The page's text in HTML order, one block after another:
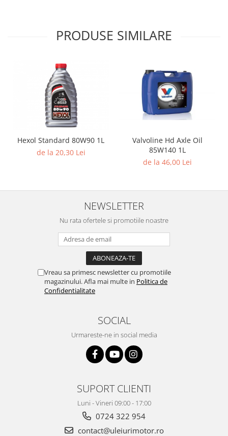
PRODUSE SIMILARE
Hexol Standard 80W90 1L
de la 20,30 Lei
Valvoline Hd Axle Oil
85W140 1L
de la 46,00 Lei
NEWSLETTER
Nu rata ofertele si promotiile noastre
Vreau sa primesc newsletter cu promotiile
magazinului. Afla mai multe in Politica de
Confidentialitate
SOCIAL
Urmareste-ne in social media
SUPORT CLIENTI
Luni - Vineri 09:00 - 17:00
0724 322 954
contact@uleiurimotor.ro